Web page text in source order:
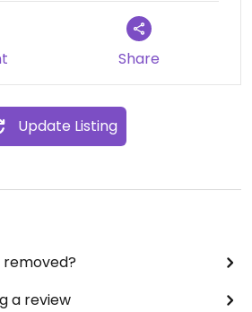
Share
Update Listing
removed?
a review